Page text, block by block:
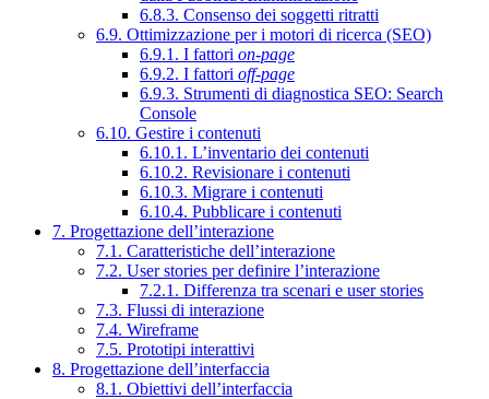
6.8.3. Consenso dei soggetti ritratti
6.9. Ottimizzazione per i motori di ricerca (SEO)
6.9.1. I fattori on-page
6.9.2. I fattori off-page
6.9.3. Strumenti di diagnostica SEO: Search
Console
6.10. Gestire i contenuti
6.10.1. L’inventario dei contenuti
6.10.2. Revisionare i contenuti
6.10.3. Migrare i contenuti
6.10.4. Pubblicare i contenuti
7. Progettazione dell’interazione
7.1. Caratteristiche dell’interazione
7.2. User stories per definire l’interazione
7.2.1. Differenza tra scenari e user stories
7.3. Flussi di interazione
7.4. Wireframe
7.5. Prototipi interattivi
8. Progettazione dell’interfaccia
8.1. Obiettivi dell’interfaccia